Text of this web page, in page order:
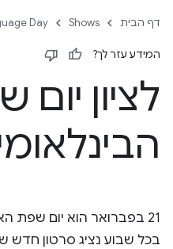
דף הבית Shows
Day
המידע עזר לך?
לציון
21 בפברואר הוא יום שפת
בכל שבוע נציג סרטון